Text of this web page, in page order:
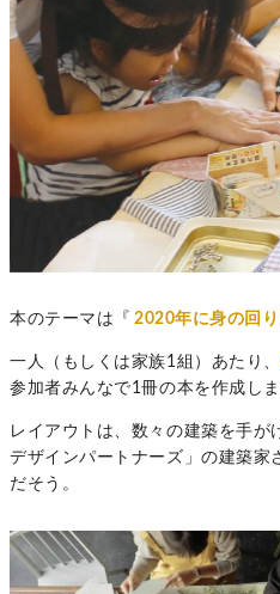
本のテーマは『 2020年に身の回
一人（もしくは家族1組）あたり、
参加者みんなで1冊の本を作成しま
レイアウトは、数々の建築を手が
デザインパートナーズ」の建築家
だそう。